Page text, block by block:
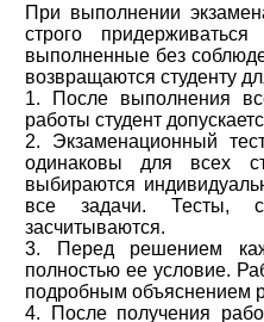
При выполнении
строго
выполненные без
возвращаются студенту
1. После выполнения
работы студент
2. Экзаменационный
одинаковы для всех
выбираются
все задачи. Тесты,
засчитываются.
3. Перед решением
полностью ее условие.
подробным объяснением
4. После получения